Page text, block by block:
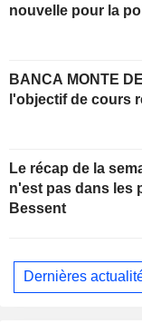
nouvelle pour la
BANCA MONTE
l'objectif de cours
Le récap de la
n'est pas dans les
Bessent
Dernières